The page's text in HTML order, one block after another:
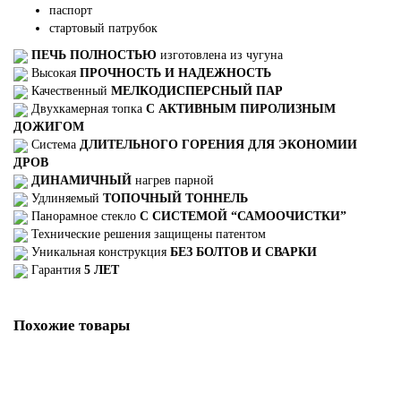
паспорт
стартовый патрубок
ПЕЧЬ ПОЛНОСТЬЮ изготовлена из чугуна
Высокая ПРОЧНОСТЬ И НАДЕЖНОСТЬ
Качественный МЕЛКОДИСПЕРСНЫЙ ПАР
Двухкамерная топка С АКТИВНЫМ ПИРОЛИЗНЫМ
ДОЖИГОМ
Система ДЛИТЕЛЬНОГО ГОРЕНИЯ ДЛЯ ЭКОНОМИИ
ДРОВ
ДИНАМИЧНЫЙ нагрев парной
Удлиняемый ТОПОЧНЫЙ ТОННЕЛЬ
Панорамное стекло С СИСТЕМОЙ “САМООЧИСТКИ”
Технические решения защищены патентом
Уникальная конструкция БЕЗ БОЛТОВ И СВАРКИ
Гарантия 5 ЛЕТ
Похожие товары